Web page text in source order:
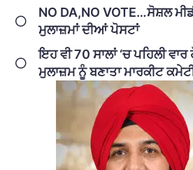
NO DA,NO VOTE…ਸੋਸ਼ਲ
ਮੁਲਾਜ਼ਮਾਂ ਦੀਆਂ ਪੋਸਟਾਂ
ਇਹ ਵੀ 70 ਸਾਲਾਂ ‘ਚ ਪਹਿਲੀ
ਮੁਲਾਜ਼ਮ ਨੂੰ ਬਣਾਤਾ ਮਾਰਕੀਟ